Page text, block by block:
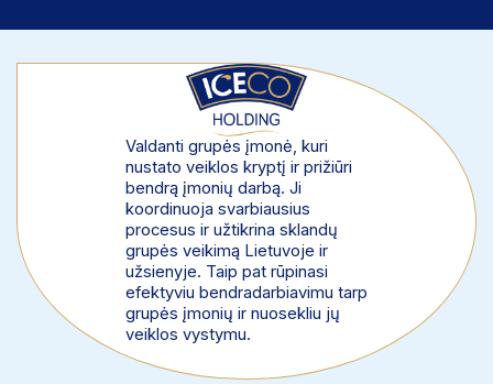
Valdanti grupės įmonė, kuri
nustato veiklos kryptį ir prižiūri
bendrą įmonių darbą. Ji
koordinuoja svarbiausius
procesus ir užtikrina sklandų
grupės veikimą Lietuvoje ir
užsienyje. Taip pat rūpinasi
efektyviu bendradarbiavimu tarp
grupės įmonių ir nuosekliu jų
veiklos vystymu.